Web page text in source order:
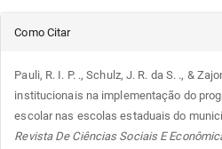
Detalhes
do
artigo
Como Citar
Pauli, R. I. P. ., Schulz, J. R. da S. ., &
institucionais na implementação do
escolar nas escolas estaduais do
Revista De Ciências Sociais E